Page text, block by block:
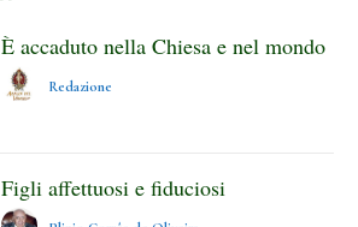
È accaduto nella Chiesa e nel mondo
Redazione
Figli affettuosi e fiduciosi